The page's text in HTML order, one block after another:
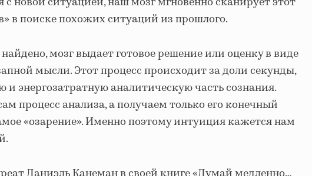
в поиске похожих ситуаций из прошлого.
мозг выдает готовое решение или оценку в виде
мысли. Этот процесс происходит за доли секунды,
энергозатратную аналитическую часть сознания.
процесс анализа, а получаем только его конечный
«озарение». Именно поэтому интуиция кажется нам